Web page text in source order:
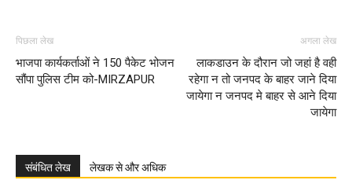
पिछला लेख
भाजपा कार्यकर्ताओं ने 150 पैकेट भोजन
सौंपा पुलिस टीम को-MIRZAPUR
अगला लेख
लाकडाउन के दौरान जो जहां है वही
रहेगा न तो जनपद के बाहर जाने दिया
जायेगा न जनपद मे बाहर से आने दिया
जायेगा
संबंधित लेख लेखक से और अधिक